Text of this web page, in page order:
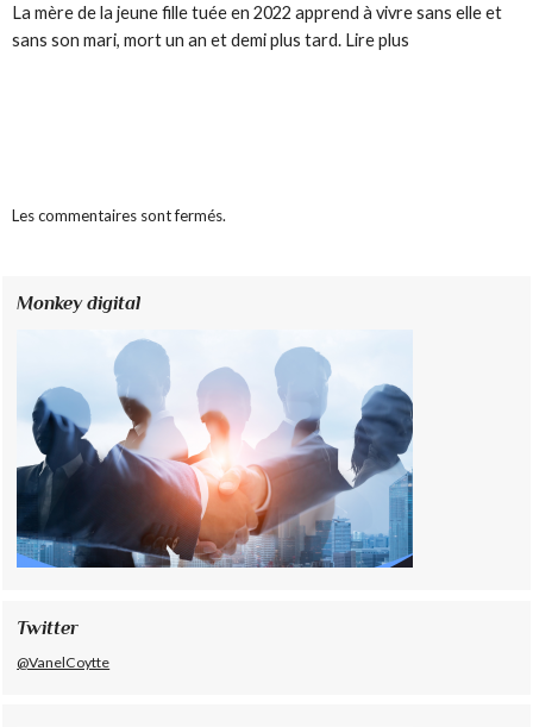
La mère de la jeune fille tuée en 2022 apprend à vivre sans elle et
sans son mari, mort un an et demi plus tard. Lire plus
Les commentaires sont fermés.
Monkey digital
Twitter
@VanelCoytte